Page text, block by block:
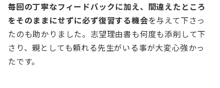
毎回の丁寧なフィードバックに加え、間違えたところ
をそのままにせずに必ず復習する機会を与えて下さっ
たのも助かりました。志望理由書も何度も添削して下
さり、親としても頼れる先生がいる事が大変心強かっ
たです。